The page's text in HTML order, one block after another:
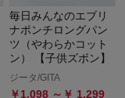
毎日みんなのエブリ
ナポンチロングパン
ツ（やわらかコット
ン） 【子供ズボン】
ジータ/GITA
￥1,098 ～￥ 1,299